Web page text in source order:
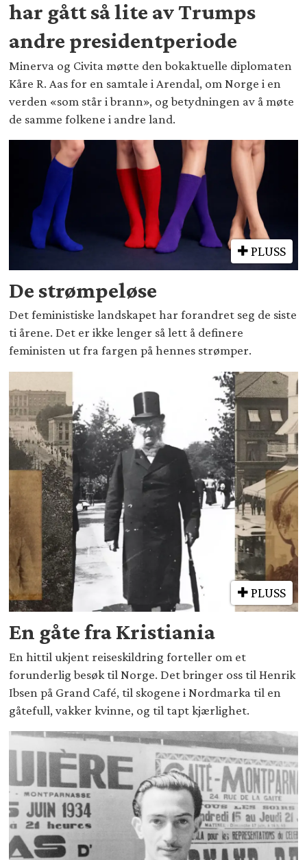
har gått så lite av Trumps
andre presidentperiode
Minerva og Civita møtte den bokaktuelle diplomaten
Kåre R. Aas for en samtale i Arendal, om Norge i en
verden «som står i brann», og betydningen av å møte
de samme folkene i andre land.
PLUSS
De strømpeløse
Det feministiske landskapet har forandret seg de siste
ti årene. Det er ikke lenger så lett å definere
feministen ut fra fargen på hennes strømper.
PLUSS
En gåte fra Kristiania
En hittil ukjent reiseskildring forteller om et
forunderlig besøk til Norge. Det bringer oss til Henrik
Ibsen på Grand Café, til skogene i Nordmarka til en
gåtefull, vakker kvinne, og til tapt kjærlighet.